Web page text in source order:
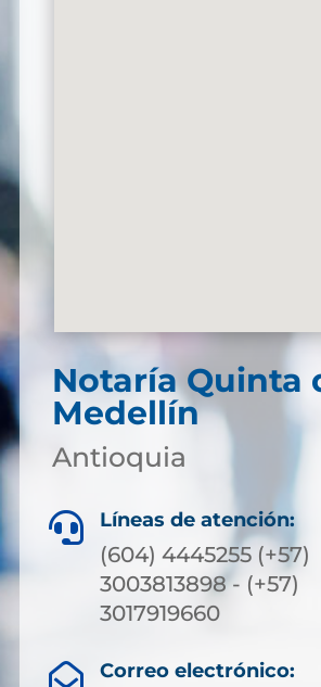
Notaría Quinta
Medellín
Antioquia
 Líneas de atención:
(604) 4445255 (+57)
3003813898 - (+57)
3017919660
 Correo electrónico: